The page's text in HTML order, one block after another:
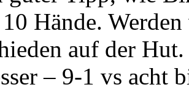
Hände.
auf der
– 9-1 vs acht